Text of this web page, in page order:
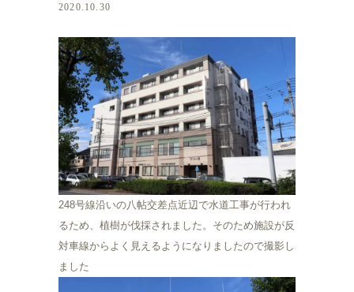
2020.10.30
248号線沿いの八帖交差点近辺で水道工事が行われ
るため、植樹が伐採されました。そのため施設が反
対車線からよく見えるようになりましたので撮影し
ました